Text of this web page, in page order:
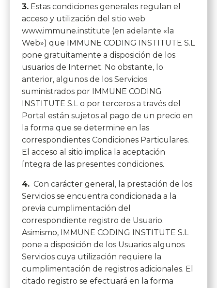
3. Estas condiciones generales regulan el
acceso y utilización del sitio web
www.immune.institute (en adelante «la
Web») que IMMUNE CODING INSTITUTE S.L
pone gratuitamente a disposición de los
usuarios de Internet. No obstante, lo
anterior, algunos de los Servicios
suministrados por IMMUNE CODING
INSTITUTE S.L o por terceros a través del
Portal están sujetos al pago de un precio en
la forma que se determine en las
correspondientes Condiciones Particulares.
El acceso al sitio implica la aceptación
íntegra de las presentes condiciones.
4. Con carácter general, la prestación de los
Servicios se encuentra condicionada a la
previa cumplimentación del
correspondiente registro de Usuario.
Asimismo, IMMUNE CODING INSTITUTE S.L
pone a disposición de los Usuarios algunos
Servicios cuya utilización requiere la
cumplimentación de registros adicionales. El
citado registro se efectuará en la forma